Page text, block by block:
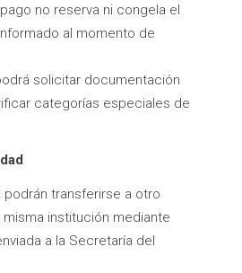
no reserva ni congela el
al momento de
solicitar documentación
categorías especiales de
transferirse a otro
institución mediante
a la Secretaría del